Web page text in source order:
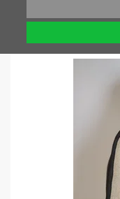
ÚVOD DOPLŇKY